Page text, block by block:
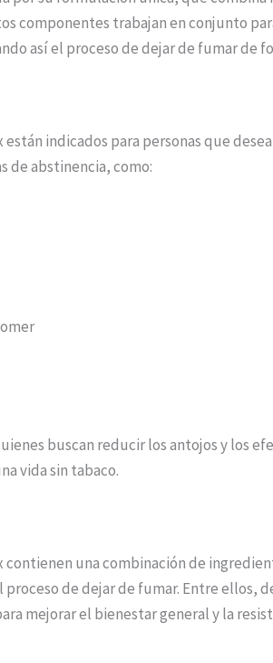
componentes trabajan en conjunto
así el proceso de dejar de fumar de
indicados para personas que
de abstinencia, como:
buscan reducir los antojos y los
vida sin tabaco.
una combinación de
de dejar de fumar. Entre ellos,
mejorar el bienestar general y la